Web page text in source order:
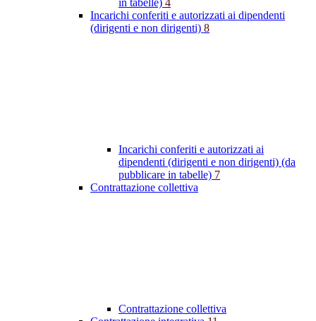
in tabelle) 4
Incarichi conferiti e autorizzati ai dipendenti
(dirigenti e non dirigenti) 8
Incarichi conferiti e autorizzati ai
dipendenti (dirigenti e non dirigenti) (da
pubblicare in tabelle) 7
Contrattazione collettiva
Contrattazione collettiva